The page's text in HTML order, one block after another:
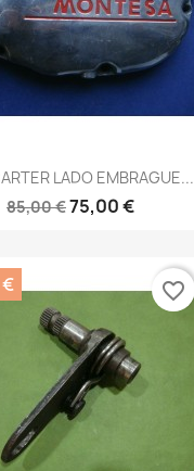
LADO EMBRAGUE...
85,00 €75,00 €
favorite_border